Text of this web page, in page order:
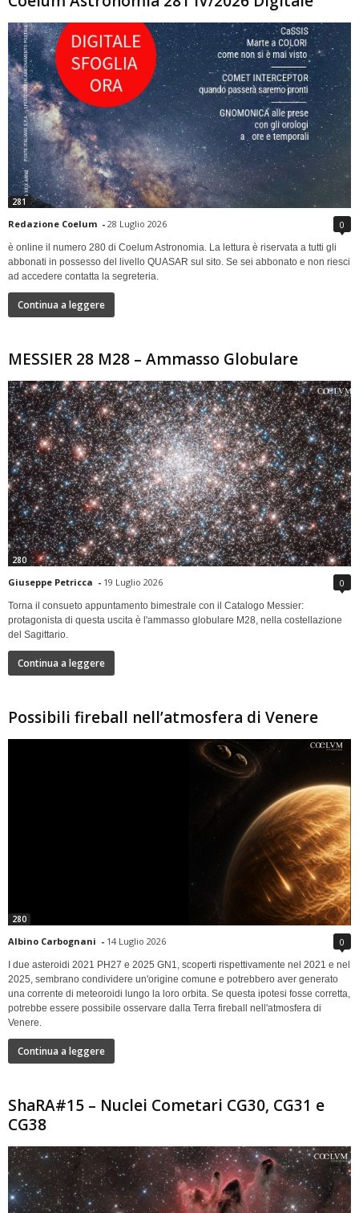
281
Redazione Coelum - 28 Luglio 2026 0
è online il numero 280 di Coelum Astronomia. La lettura è riservata a tutti gli
abbonati in possesso del livello QUASAR sul sito. Se sei abbonato e non riesci
ad accedere contatta la segreteria.
Continua a leggere
MESSIER 28 M28 – Ammasso Globulare
280
Giuseppe Petricca - 19 Luglio 2026 0
Torna il consueto appuntamento bimestrale con il Catalogo Messier:
protagonista di questa uscita è l'ammasso globulare M28, nella costellazione
del Sagittario.
Continua a leggere
Possibili fireball nell’atmosfera di Venere
280
Albino Carbognani - 14 Luglio 2026 0
I due asteroidi 2021 PH27 e 2025 GN1, scoperti rispettivamente nel 2021 e nel
2025, sembrano condividere un'origine comune e potrebbero aver generato
una corrente di meteoroidi lungo la loro orbita. Se questa ipotesi fosse corretta,
potrebbe essere possibile osservare dalla Terra fireball nell'atmosfera di
Venere.
Continua a leggere
ShaRA#15 – Nuclei Cometari CG30, CG31 e
CG38